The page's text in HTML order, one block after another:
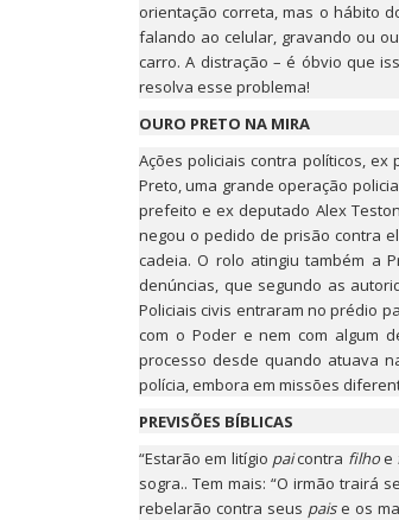
orientação correta, mas o hábito
falando ao celular, gravando ou
carro. A distração – é óbvio que
resolva esse problema!
OURO PRETO NA MIRA
Ações policiais contra políticos,
Preto, uma grande operação
prefeito e ex deputado Alex
negou o pedido de prisão contra
cadeia. O rolo atingiu também a
denúncias, que segundo as
Policiais civis entraram no prédio
com o Poder e nem com algum
processo desde quando atuava
polícia, embora em missões
PREVISÕES BÍBLICAS
“Estarão em litígio paicontra filhoe
sogra.. Tem mais: “O irmão trairá
rebelarão contra seus paise os